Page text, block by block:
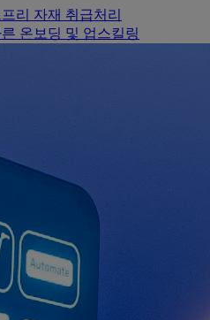
리 자재 취급처리
온보딩 및 업스킬링